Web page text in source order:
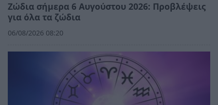
Ζώδια σήμερα 6 Αυγούστου 2026: Προβλέψεις
για όλα τα ζώδια
06/08/2026 08:20